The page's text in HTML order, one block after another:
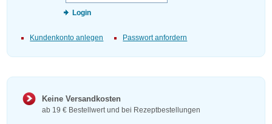
Login
Kundenkonto anlegen Passwort anfordern
Keine Versandkosten
ab 19 € Bestellwert und bei Rezeptbestellungen